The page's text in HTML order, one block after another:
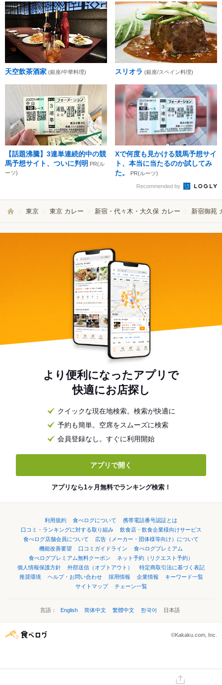
天空飲茶酒家 (銀座/中華料理) スリオラ (銀座/スペイン料理)
【話題沸騰】3連単連続的中の競
馬予想サイト、ついに判明 PR(ル
ーツ)
Xで何度も見かける競馬予想サイ
ト、本当に当たるのか試してみ
た。
PR(ルーツ)
Recommended by
東京 東京 カレー 新宿・代々木・大久保 カレー 新宿御苑
より便利になったアプリで
快適にお店探し
クイックな現在地検索。検索が快適に
予約も簡単。空席をスムーズに検索
会員登録なし。すぐに利用開始
アプリで開く
アプリなら1ヶ月無料でランキング検索！
利用規約 食べログについて
携帯電話番号認証とは
口コミ・ランキングに対する取り組み
飲食店・飲食企業様向けサービス
食べログ店舗会員について
広告（メーカー・団体様等向け）について
機能改善要望
口コミガイドライン
食べログプレミアム
食べログプレミアム無料クーポン
ネット予約（リクエスト予約）
個人情報保護方針
外部送信（オプトアウト）
特定商取引法に基づく表記
推奨環境
ヘルプ・お問い合わせ 採用情報 企業情報
キーワード一覧
サイトマップ
チェーン一覧
言語： English 简体中文 繁體中文 한국어 日本語
©Kakaku.com, Inc.